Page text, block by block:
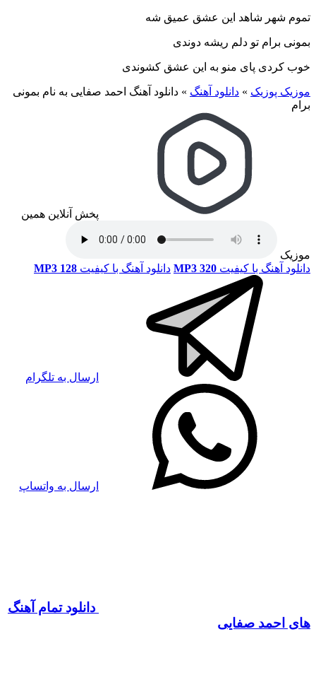
تموم شهر شاهد این عشق عمیق شه
بمونی برام تو دلم ریشه دوندی
خوب کردی پای منو به این عشق کشوندی
موزیک پوزیک » دانلود آهنگ » دانلود آهنگ احمد صفایی به نام بمونی
برام
پخش آنلاین همین
موزیک
دانلود آهنگ با کیفیت MP3 320 دانلود آهنگ با کیفیت MP3 128
ارسال به تلگرام
ارسال به واتساپ
دانلود تمام آهنگ
های احمد صفایی